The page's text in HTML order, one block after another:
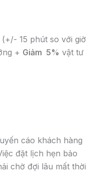
15 phút so với giờ
+ Giảm 5% vật tư
cáo khách hàng
đặt lịch hẹn bảo
chờ đợi lâu mất thời